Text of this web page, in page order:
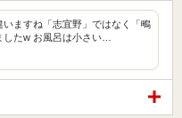
ますね「志宜野」ではなく「鴫
たw お風呂は小さい…